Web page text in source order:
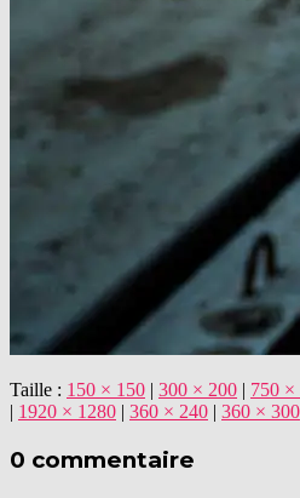
Taille : 150 × 150 | 300 × 200 | 750 ×
| 1920 × 1280 | 360 × 240 | 360 × 300
0 commentaire